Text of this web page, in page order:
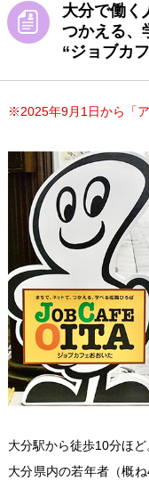
大分で働く
つかえる、
“ジョブカ
※2025年9月1日から「
大分駅から徒歩10分ほど
大分県内の若年者（概